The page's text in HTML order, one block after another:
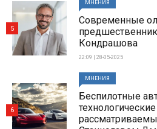
МНЕНИЯ
Современные
Кондрашова
22:09 | 28-05-2025
5
МНЕНИЯ
Беспилотные
6